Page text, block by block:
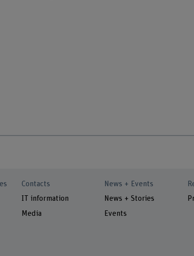
Contacts
IT information
Media
News + Events
News + Stories
Events